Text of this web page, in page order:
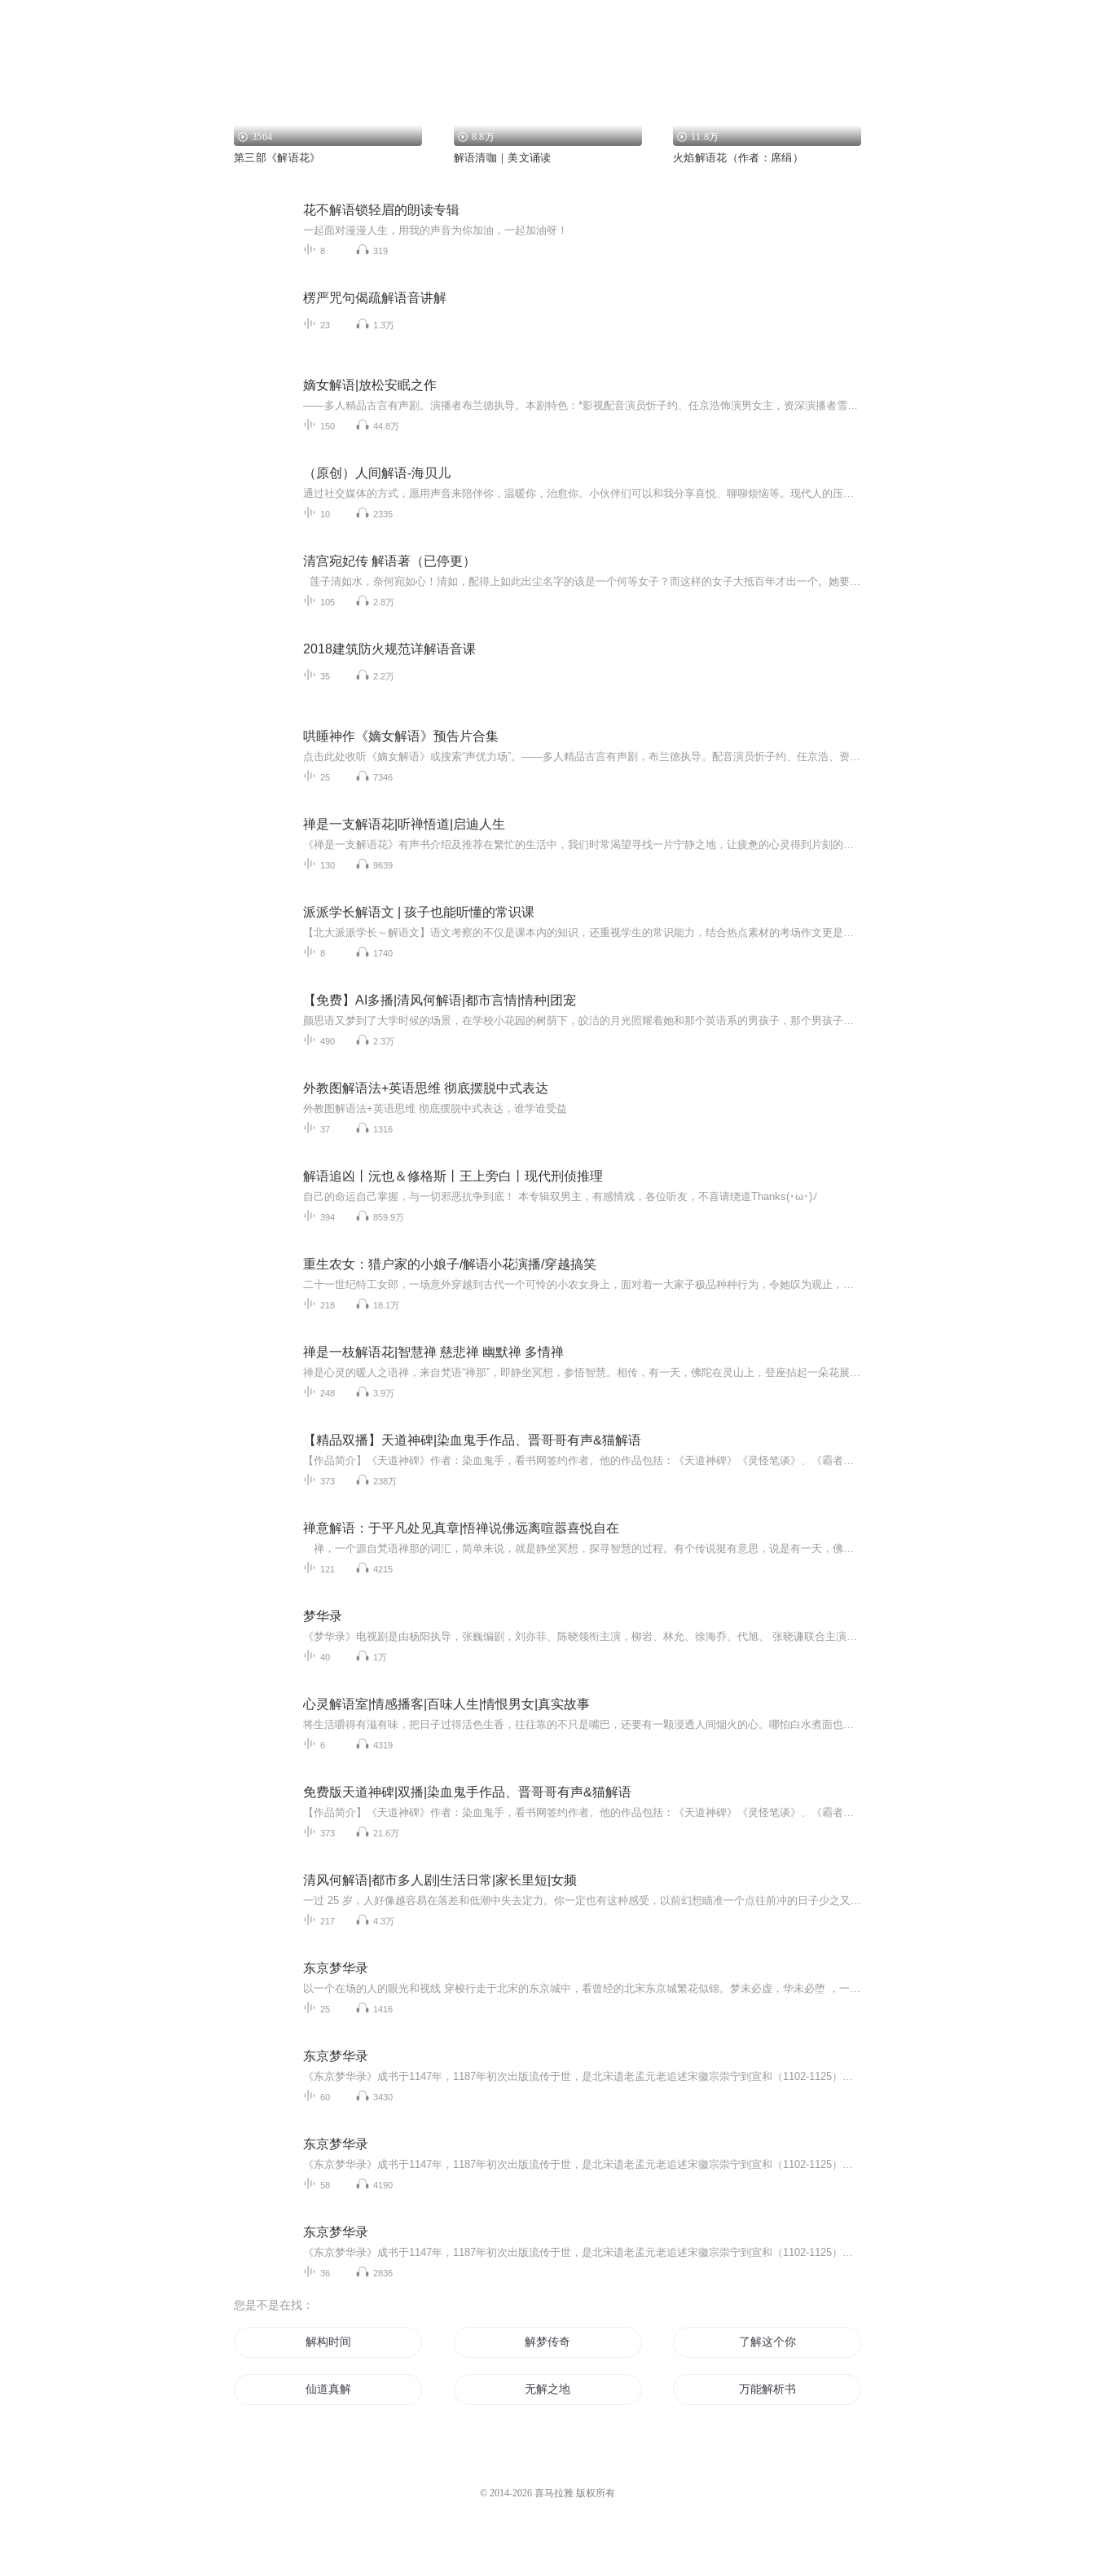
3564
第三部《解语花》
8.8万
解语清咖｜美文诵读
11.8万
火焰解语花（作者：席绢）
花不解语锁轻眉的朗读专辑
一起面对漫漫人生，用我的声音为你加油，一起加油呀！
8 319
楞严咒句偈疏解语音讲解
23 1.3万
嫡女解语|放松安眠之作
——多人精品古言有声剧。演播者布兰德执导。本剧特色：*影视配音演员忻子约、任京浩饰演男女主，资深演播者雪落凉晨旁白；*海风、布兰德助阵演绎，缈缈、墨千临、柴小玖、阿尘er、栗子小单等知名演播者加盟，所有演播者人数达43名；*所有儿童角色由同龄萌...
150 44.8万
（原创）人间解语-海贝儿
通过社交媒体的方式，愿用声音来陪伴你，温暖你，治愈你。小伙伴们可以和我分享喜悦、聊聊烦恼等。现代人的压力很大，有时明明身边有很多人，但真当有事想找人聊天的时候，拿起手机的一瞬，发现可联系的一个都没有~
10 2335
清宫宛妃传 解语著（已停更）
莲子清如水，奈何宛如心！清如，配得上如此出尘名字的该是一个何等女子？而这样的女子大抵百年才出一个。她要寻的是世间最好的男儿，可笑寻到的确是皇帝。凶险重重的后宫，姐妹的死亡与背叛，她如何自处？用尽生命来爱的男人，留给她的是满目疮痍，福临的爱她终不敢去求，也不愿再信了。情深不寿，慧极必伤！对自己笑话的一生不再留恋，一杯毒酒散尽今世的情。 宛妃传是我最喜欢的一本小说，虽说是悲剧结尾，却已经是清如最好的结局。虽是小说，但人物已活在心里。
105 2.8万
2018建筑防火规范详解语音课
35 2.2万
哄睡神作《嫡女解语》预告片合集
点击此处收听《嫡女解语》或搜索“声优力场”。——多人精品古言有声剧，布兰德执导。配音演员忻子约、任京浩、资深演播者雪落凉晨领衔演播，缈缈、墨千临、柴小玖、阿尘er、栗子小单等数十位实力演播者共同演绎，所有儿童角色由同龄萌娃本色出演，海风、布兰德助阵演播，一部让人可以全身心放松的作品，按摩你的听感。原著：春温一笑，自2012年写作至今的温柔女作家。本书于2014年在台湾出版，反响良好。代表作：《嫡女解语》、《青雀歌》、《阿玖》。...
25 7346
禅是一支解语花|听禅悟道|启迪人生
《禅是一支解语花》有声书介绍及推荐在繁忙的生活中，我们时常渴望寻找一片宁静之地，让疲惫的心灵得到片刻的休憩。而《禅是一支解语花》正是这样一部作品，它通过禅宗的故事、公案，深度解析禅意，为我们揭示人生的智慧，带来内心的平和与宁静。这本书并...
130 9639
派派学长解语文 | 孩子也能听懂的常识课
【北大派派学长～解语文】语文考察的不仅是课本内的知识，还重视学生的常识能力，结合热点素材的考场作文更是让改卷老师眼前一亮!派老师给孩子们整理了共8节的常识素材课，手把手教孩子在作文中结合热点，提升文采写出满分作文！...
8 1740
【免费】AI多播|清风何解语|都市言情|情种|团宠
颜思语又梦到了大学时候的场景，在学校小花园的树荫下，皎洁的月光照耀着她和那个英语系的男孩子，那个男孩子神情那么专注的看着她的面容，里面盛着欢喜和爱恋，她闭上眼睛，微微仰起脸，很久才等到一个轻轻的吻碰了下她的唇瓣，却一触即分。颜思语睁开眼...
490 2.3万
外教图解语法+英语思维 彻底摆脱中式表达
外教图解语法+英语思维 彻底摆脱中式表达，谁学谁受益
37 1316
解语追凶丨沅也＆修格斯丨王上旁白丨现代刑侦推理
自己的命运自己掌握，与一切邪恶抗争到底！ 本专辑双男主，有感情戏，各位听友，不喜请绕道Thanks(･ω･)ﾉ
394 859.9万
重生农女：猎户家的小娘子/解语小花演播/穿越搞笑
二十一世纪特工女郎，一场意外穿越到古代一个可怜的小农女身上，面对着一大家子极品种种行为，令她叹为观止，真是应了那句“有人的地方就有极品”，从此她走上了一条既要斗极品，又要勤赚钱，谁知极品家人又为了二十两“巨款”为她订下了亲，她只好使出浑...
218 18.1万
禅是一枝解语花|智慧禅 慈悲禅 幽默禅 多情禅
禅是心灵的暖人之语禅，来自梵语“禅那”，即静坐冥想，参悟智慧。相传，有一天，佛陀在灵山上，登座拈起一朵花展示给众人，当时众人都不明所以，只有大迦叶微笑了一下，佛陀当时就说：“吾有正法眼藏，涅槃妙心，实相无相，微妙法门，付嘱摩诃迦叶。”禅...
248 3.9万
【精品双播】天道神碑|染血鬼手作品、晋哥哥有声&猫解语
【作品简介】《天道神碑》作者：染血鬼手，看书网签约作者。他的作品包括：《天道神碑》《灵怪笔谈》、《霸者绝天》、等，本本精品，字字珠玑，作者染血鬼手创作的小说情节跌宕起伏、扣人心弦，情节与文笔俱佳。他，以魔君之躯，投入无底幽泉，转世为人，...
373 238万
禅意解语：于平凡处见真章|悟禅说佛远离喧嚣喜悦自在
禅，一个源自梵语禅那的词汇，简单来说，就是静坐冥想，探寻智慧的过程。有个传说挺有意思，说是有一天，佛陀在灵山上，突然拿起一朵花，展示给在座的众人。大家伙儿都看得一头雾水，唯独大迦叶轻轻一笑。佛陀见状，便说： 吾有正法眼藏，涅槃妙心，...
121 4215
梦华录
《梦华录》电视剧是由杨阳执导，张巍编剧，刘亦菲、陈晓领衔主演，柳岩、林允、徐海乔、代旭、 张晓谦联合主演的女性古装励志剧。该剧根据关汉卿元曲话《赵盼儿风月救风尘》改编，讲述了赵盼儿、宋引章与孙三娘三人在经历了举步维艰、种种磨难后，姐妹三...
40 1万
心灵解语室|情感播客|百味人生|情恨男女|真实故事
将生活嚼得有滋有味，把日子过得活色生香，往往靠的不只是嘴巴，还要有一颗浸透人间烟火的心。哪怕白水煮面也要撒点葱，就像与平庸的生活正面交锋。人间值得，虽然辛苦，但是滚烫～主播殊荣：喜马拉雅中级有声演播师A+平台优质主播上海交通广播FM105.7《魔...
6 4319
免费版天道神碑|双播|染血鬼手作品、晋哥哥有声&猫解语
【作品简介】《天道神碑》作者：染血鬼手，看书网签约作者。他的作品包括：《天道神碑》《灵怪笔谈》、《霸者绝天》、等，本本精品，字字珠玑，作者染血鬼手创作的小说情节跌宕起伏、扣人心弦，情节与文笔俱佳。他，以魔君之躯，投入无底幽泉，转世为人，...
373 21.6万
清风何解语|都市多人剧|生活日常|家长里短|女频
一过 25 岁，人好像越容易在落差和低潮中失去定力。你一定也有这种感受，以前幻想瞄准一个点往前冲的日子少之又少，人生大部分时候都是犹疑地、试探地、摇摆不定地选择和继续某一种生活。因为发现所谓的目标，在很多现实语境下，其实立不起来，甚至连自己...
217 4.3万
东京梦华录
以一个在场的人的眼光和视线 穿梭行走于北宋的东京城中，看曾经的北宋东京城繁花似锦。梦未必虚，华未必堕 ，一切经验 ，一切存在，一经集之、 录之、 志之，就可以脱离单一的时空，成为无限衍生和延伸的世界。” 以写作来对抗记忆的断裂 ，接续历史之...
25 1416
东京梦华录
《东京梦华录》成书于1147年，1187年初次出版流传于世，是北宋遗老孟元老追述宋徽宗崇宁到宣和（1102-1125）年间，北宋都城东京（又称汴京、汴梁，今河南开封）的笔记体著作。全书共十卷，翔实地描绘了东京上至贵族、下及百姓的生活全景和都市风貌，涵盖城...
60 3430
东京梦华录
《东京梦华录》成书于1147年，1187年初次出版流传于世，是北宋遗老孟元老追述宋徽宗崇宁到宣和（1102-1125）年间，北宋都城东京（又称汴京、汴梁，今河南开封）的笔记体著作。全书共十卷，翔实地描绘了东京上至贵族、下及百姓的生活全景和都市风貌，涵盖城...
58 4190
东京梦华录
《东京梦华录》成书于1147年，1187年初次出版流传于世，是北宋遗老孟元老追述宋徽宗崇宁到宣和（1102-1125）年间，北宋都城东京（又称汴京、汴梁，今河南开封）的笔记体著作。全书共十卷，翔实地描绘了东京上至贵族、下及百姓的生活全景和都市风貌，涵盖城...
36 2836
您是不是在找：
解构时间 解梦传奇 了解这个你
仙道真解 无解之地 万能解析书
© 2014-2026 喜马拉雅 版权所有